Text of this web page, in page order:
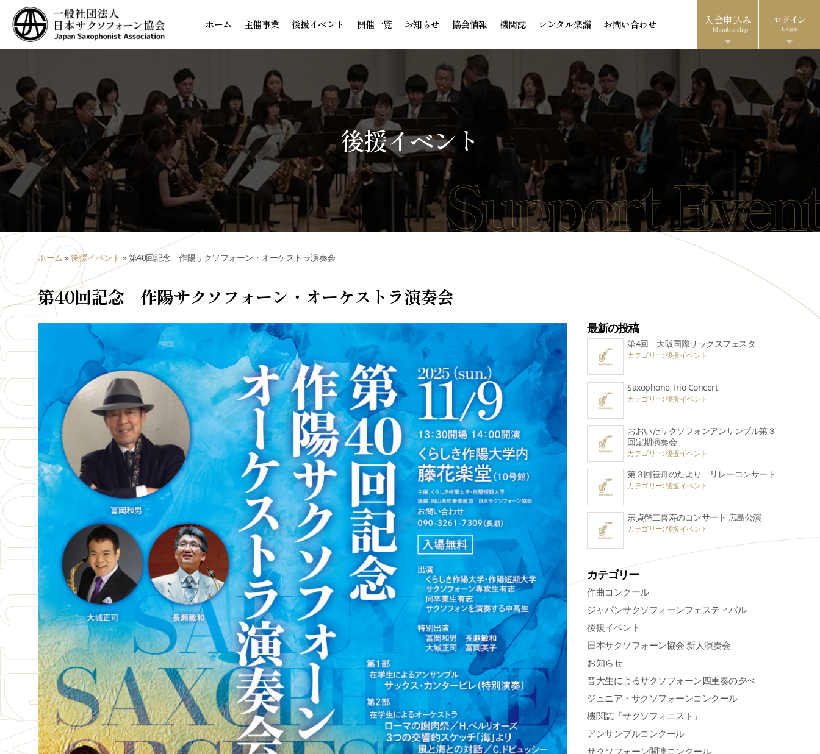
ホーム 主催事業 後援イベント 開催一覧 お知らせ 協会情報 機関誌 レンタル楽譜 お問い合わせ 入会申込み
Membership
ログイン
Login
後援イベント
ホーム »後援イベント »第40回記念 作陽サクソフォーン・オーケストラ演奏会
第40回記念 作陽サクソフォーン・オーケストラ演奏会
最新の投稿
第4回 大阪国際サックスフェスタ
カテゴリー: 後援イベント
Saxophone Trio Concert
カテゴリー: 後援イベント
おおいたサクソフォンアンサンブル第３
回定期演奏会
カテゴリー: 後援イベント
第３回笹舟のたより リレーコンサート
カテゴリー: 後援イベント
宗貞啓二喜寿のコンサート 広島公演
カテゴリー: 後援イベント
カテゴリー
作曲コンクール
ジャパンサクソフォーンフェスティバル
後援イベント
日本サクソフォーン協会 新人演奏会
お知らせ
音大生によるサクソフォーン四重奏の夕べ
ジュニア・サクソフォーンコンクール
機関誌「サクソフォニスト」
アンサンブルコンクール
サクソフォーン関連コンクール